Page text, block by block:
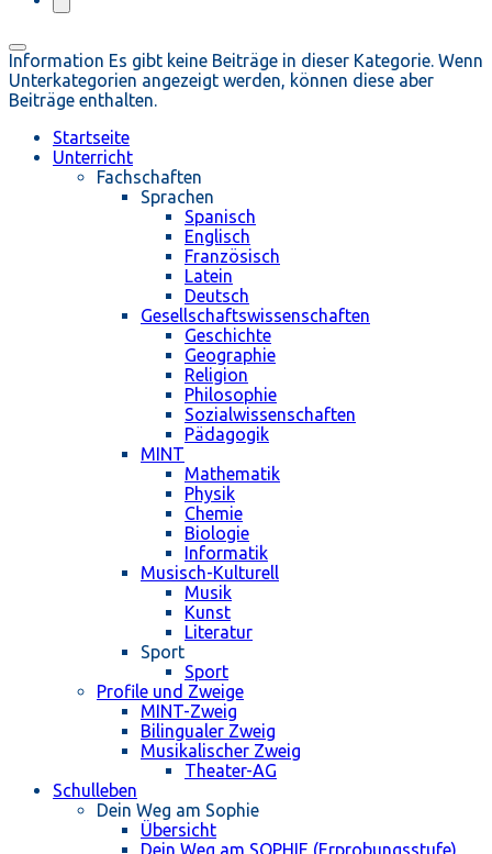
Information Es gibt keine Beiträge in dieser Kategorie. Wenn
Unterkategorien angezeigt werden, können diese aber
Beiträge enthalten.
Startseite
Unterricht
Fachschaften
Sprachen
Spanisch
Englisch
Französisch
Latein
Deutsch
Gesellschaftswissenschaften
Geschichte
Geographie
Religion
Philosophie
Sozialwissenschaften
Pädagogik
MINT
Mathematik
Physik
Chemie
Biologie
Informatik
Musisch-Kulturell
Musik
Kunst
Literatur
Sport
Sport
Profile und Zweige
MINT-Zweig
Bilingualer Zweig
Musikalischer Zweig
Theater-AG
Schulleben
Dein Weg am Sophie
Übersicht
Dein Weg am SOPHIE (Erprobungsstufe)